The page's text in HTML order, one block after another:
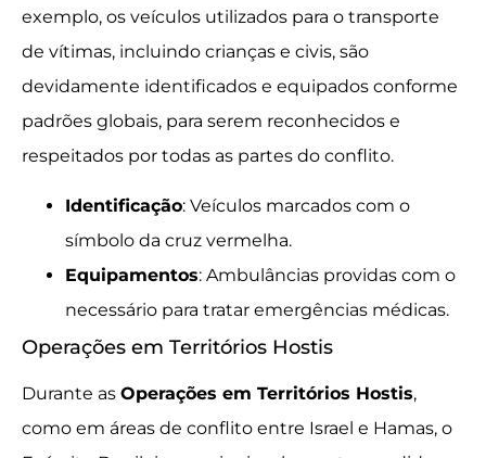
exemplo, os veículos utilizados para o transporte
de vítimas, incluindo crianças e civis, são
devidamente identificados e equipados conforme
padrões globais, para serem reconhecidos e
respeitados por todas as partes do conflito.
Identificação: Veículos marcados com o
símbolo da cruz vermelha.
Equipamentos: Ambulâncias providas com o
necessário para tratar emergências médicas.
Operações em Territórios Hostis
Durante as Operações em Territórios Hostis,
como em áreas de conflito entre Israel e Hamas, o